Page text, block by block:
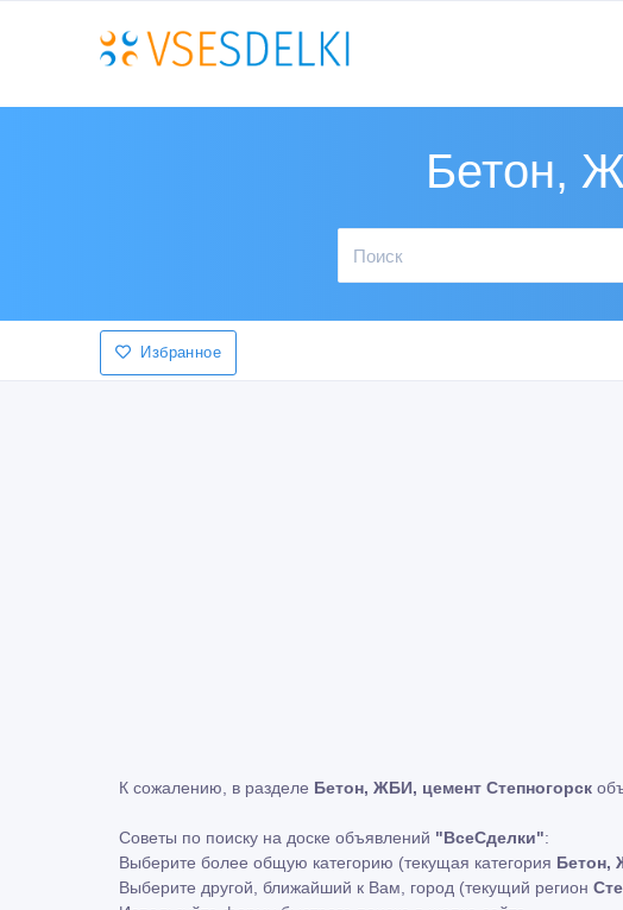
Бетон,
Избранное
К сожалению, в разделе Бетон, ЖБИ, цемент Степногорск
Советы по поиску на доске объявлений "ВсеСделки":
Выберите более общую категорию (текущая категория Бетон,
Выберите другой, ближайший к Вам, город (текущий регион